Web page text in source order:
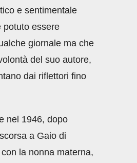
e sentimentale
potuto essere
giornale ma che
del suo autore,
dai riflettori fino
nel 1946, dopo
a Gaio di
la nonna materna,